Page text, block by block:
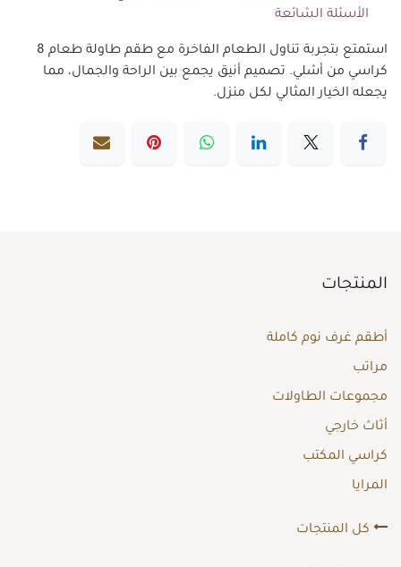
الأسئلة الشائعة
استمتع بتجربة تناول الطعام الفاخرة مع طقم طاولة طعام 8
كراسي من أشلي. تصميم أنيق يجمع بين الراحة والجمال، مما
يجعله الخيار المثالي لكل منزل.
المنتجات
أطقم غرف نوم كاملة
مراتب
مجموعات الطاولات
أثاث خارجي
كراسي المكتب
المرايا
كل المنتجات